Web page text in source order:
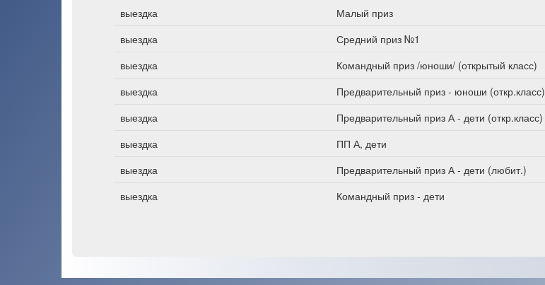
выездка
Малый приз
выездка
Средний приз №1
выездка
Командный приз /юноши/ (открытый класс)
выездка
Предварительный приз - юноши (откр.класс)
выездка
Предварительный приз А - дети (откр.класс)
выездка
ПП А, дети
выездка
Предварительный приз А - дети (любит.)
выездка
Командный приз - дети